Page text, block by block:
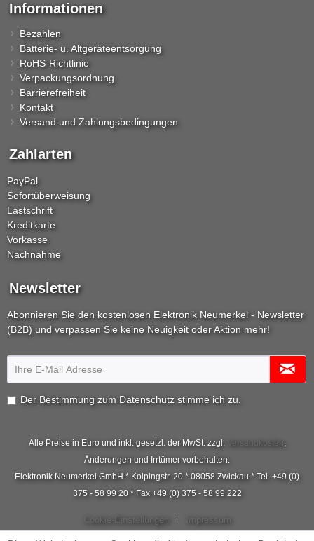
Informationen
Bezahlen
Batterie- u. Altgeräteentsorgung
RoHS-Richtlinie
Verpackungsordnung
Barrierefreiheit
Kontakt
Versand und Zahlungsbedingungen
Zahlarten
PayPal
Sofortüberweisung
Lastschrift
Kreditkarte
Vorkasse
Nachnahme
Newsletter
Abonnieren Sie den kostenlosen Elektronik Neumerkel - Newsletter
(B2B) und verpassen Sie keine Neuigkeit oder Aktion mehr!
Der Bestimmung zum Datenschutz stimme ich zu.
Alle Preise in Euro und inkl. gesetzl. der MwSt. zzgl. Versandkosten
,
Änderungen und Irrtümer vorbehalten.
Elektronik Neumerkel GmbH * Kolpingstr. 20 * 08058 Zwickau * Tel. +49 (0)
375 - 58 99 20 * Fax +49 (0) 375 - 58 99 222
Cookie-Einstellungen Impressum